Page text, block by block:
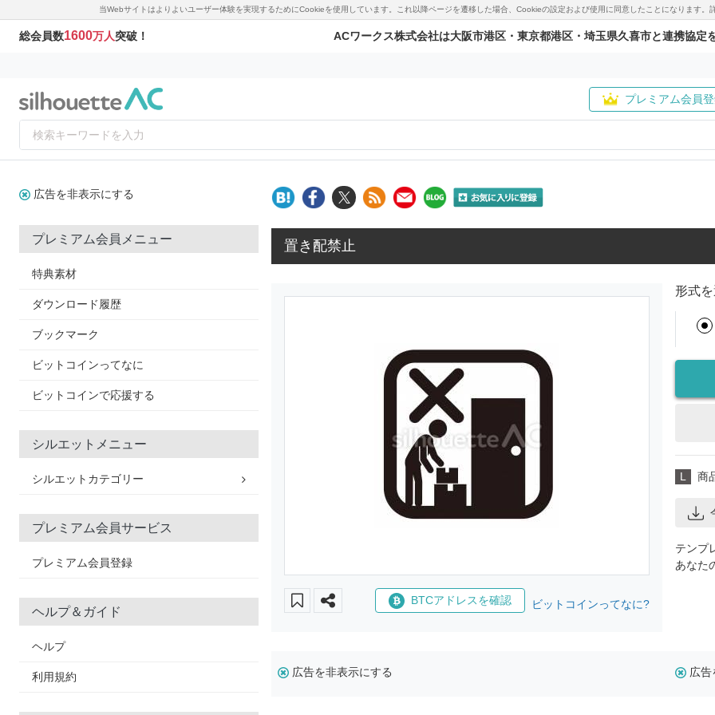
当Webサイトはよりよいユーザー体験を実現するためにCookieを使用しています。これ以降ページを遷移した場合、Cookieの設定および使用に同意したことになります
総会員数1600万人突破！ ACワークス株式会社は大阪市港区・東京都港区・埼玉県久喜市と連携協定
プレミアム会員
広告を非表示にする
プレミアム会員メニュー
特典素材
ダウンロード履歴
ブックマーク
ビットコインってなに
ビットコインで応援する
シルエットメニュー
シルエットカテゴリー
プレミアム会員サービス
プレミアム会員登録
ヘルプ＆ガイド
ヘルプ
利用規約
置き配禁止
BTCアドレスを確認 ビットコインってなに?
形式
L 商
テンプ
あなた
広告を非表示にする 広告